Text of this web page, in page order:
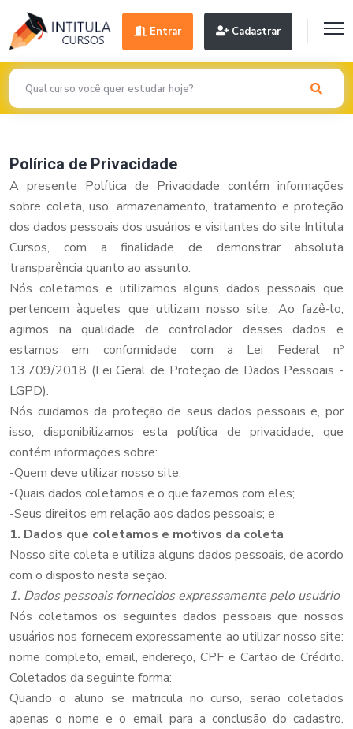
Entrar Cadastrar
Polírica de Privacidade
A presente Política de Privacidade contém informações
sobre coleta, uso, armazenamento, tratamento e proteção
dos dados pessoais dos usuários e visitantes do site Intitula
Cursos, com a finalidade de demonstrar absoluta
transparência quanto ao assunto.
Nós coletamos e utilizamos alguns dados pessoais que
pertencem àqueles que utilizam nosso site. Ao fazê-lo,
agimos na qualidade de controlador desses dados e
estamos em conformidade com a Lei Federal nº
13.709/2018 (Lei Geral de Proteção de Dados Pessoais -
LGPD).
Nós cuidamos da proteção de seus dados pessoais e, por
isso, disponibilizamos esta política de privacidade, que
contém informações sobre:
-Quem deve utilizar nosso site;
-Quais dados coletamos e o que fazemos com eles;
-Seus direitos em relação aos dados pessoais; e
1. Dados que coletamos e motivos da coleta
Nosso site coleta e utiliza alguns dados pessoais, de acordo
com o disposto nesta seção.
1. Dados pessoais fornecidos expressamente pelo usuário
Nós coletamos os seguintes dados pessoais que nossos
usuários nos fornecem expressamente ao utilizar nosso site:
nome completo, email, endereço, CPF e Cartão de Crédito.
Coletados da seguinte forma:
Quando o aluno se matricula no curso, serão coletados
apenas o nome e o email para a conclusão do cadastro.